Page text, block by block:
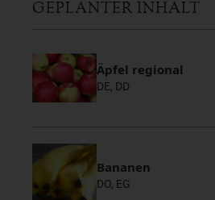
GEPLANTER INHALT
Äpfel regional
DE, DD
Bananen
DO, EG